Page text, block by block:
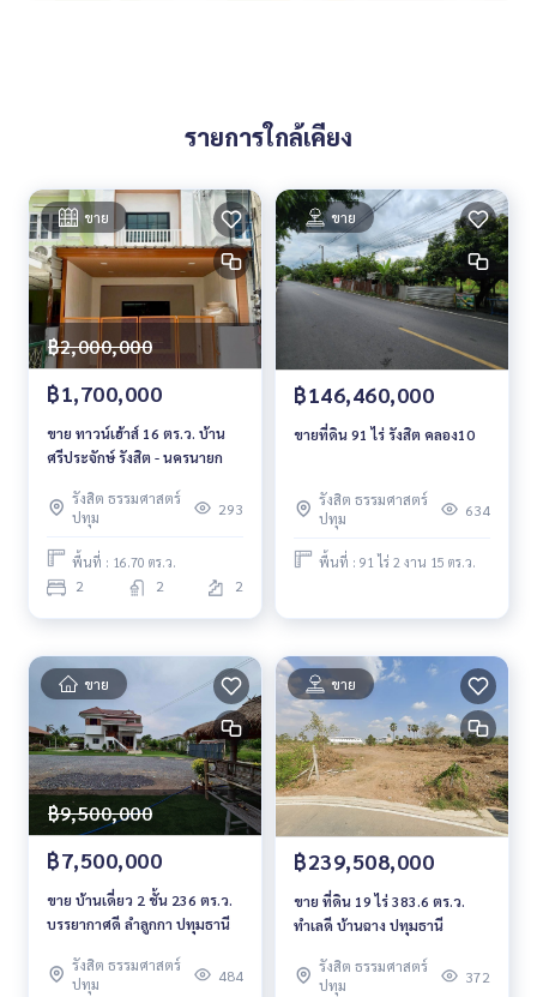
รายการใกล้เคียง
ขาย
฿2,000,000
฿1,700,000
ขาย ทาวน์เฮ้าส์ 16 ตร.ว. บ้าน
ศรีประจักษ์ รังสิต - นครนายก
รังสิต ธรรมศาสตร์
ปทุม
293
พื้นที่ : 16.70 ตร.ว.
2 2 2
ขาย
฿146,460,000
ขายที่ดิน 91 ไร่ รังสิต คลอง10
รังสิต ธรรมศาสตร์
ปทุม
634
พื้นที่ : 91 ไร่ 2 งาน 15 ตร.ว.
ขาย
฿9,500,000
฿7,500,000
ขาย บ้านเดี่ยว 2 ชั้น 236 ตร.ว.
บรรยากาศดี​ ลำลูกกา ปทุมธานี
รังสิต ธรรมศาสตร์
ปทุม
484
ขาย
฿239,508,000
ขาย ที่ดิน 19 ไร่ 383.6 ตร.ว.
ทำเลดี บ้านฉาง ปทุมธานี
รังสิต ธรรมศาสตร์
ปทุม
372